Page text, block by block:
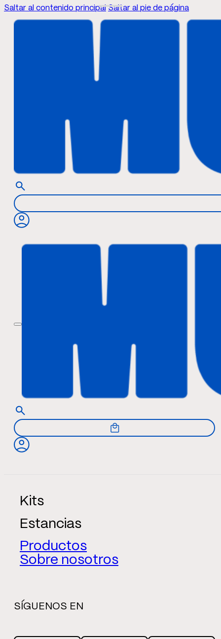
Saltar al contenido principal Saltar al pie de página
Kits
Estancias
Productos
Sobre nosotros
SÍGUENOS EN